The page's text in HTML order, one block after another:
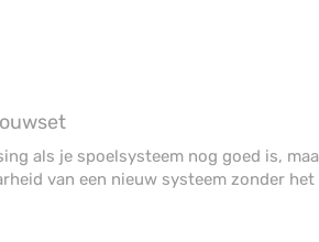
als je spoelsysteem nog goed is,
van een nieuw systeem zonder